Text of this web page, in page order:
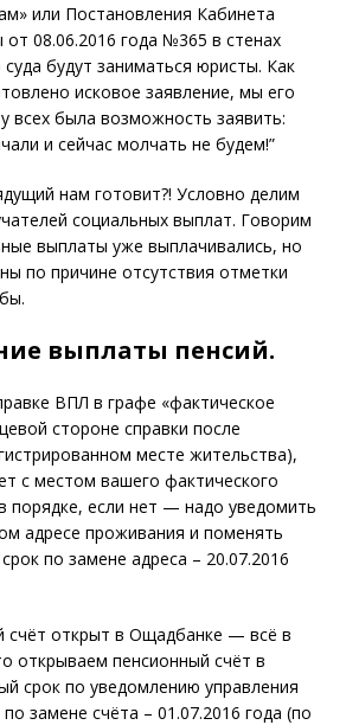
или Постановления Кабинета
08.06.2016 года №365 в стенах
будут заниматься юристы. Как
исковое заявление, мы его
всех была возможность заявить:
и сейчас молчать не будем!”
нам готовит?! Условно делим
социальных выплат. Говорим
выплаты уже выплачивались, но
по причине отсутствия отметки
выплаты пенсий.
ВПЛ в графе «фактическое
стороне справки после
месте жительства),
с местом вашего фактического
порядке, если нет — надо уведомить
адресе проживания и поменять
по замене адреса – 20.07.2016
счёт открыт в Ощадбанке — всё в
открываем пенсионный счёт в
срок по уведомлению управления
замене счёта – 01.07.2016 года (по